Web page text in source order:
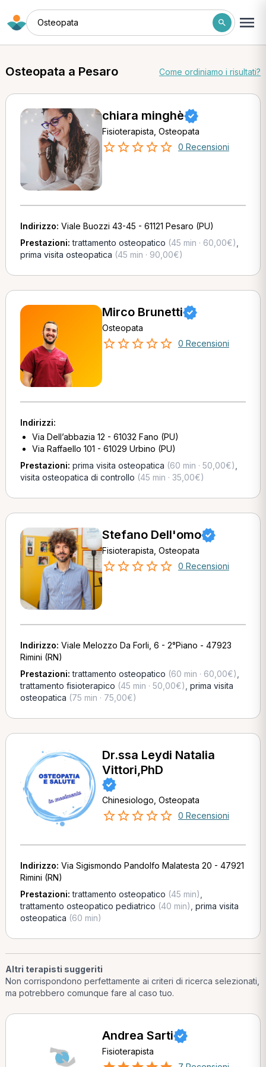
Osteopata
Osteopata a Pesaro Come ordiniamo i risultati?
chiara minghè
Fisioterapista, Osteopata
0 Recensioni
Indirizzo: Viale Buozzi 43-45 - 61121 Pesaro (PU)
Prestazioni:trattamento osteopatico (45 min · 60,00€)
prima visita osteopatica (45 min · 90,00€)
Mirco Brunetti
Osteopata
0 Recensioni
Indirizzi:
Via Dell’abbazia 12 - 61032 Fano (PU)
Via Raffaello 101 - 61029 Urbino (PU)
Prestazioni: prima visita osteopatica (60 min · 50,00€)
visita osteopatica di controllo (45 min · 35,00€)
Stefano Dell'omo
Fisioterapista, Osteopata
0 Recensioni
Indirizzo: Viale Melozzo Da Forli, 6 - 2°Piano - 47923
Rimini (RN)
Prestazioni:trattamento osteopatico (60 min · 60,00€)
trattamento fisioterapico (45 min · 50,00€) prima visita
osteopatica (75 min · 75,00€)
Dr.ssa Leydi Natalia
Vittori,PhD
Chinesiologo, Osteopata
0 Recensioni
Indirizzo: Via Sigismondo Pandolfo Malatesta 20 - 47921
Rimini (RN)
Prestazioni:trattamento osteopatico (45 min)
trattamento osteopatico pediatrico (40 min) prima visita
osteopatica (60 min)
Altri terapisti suggeriti
Non corrispondono perfettamente ai criteri di ricerca selezionati,
ma potrebbero comunque fare al caso tuo.
Andrea Sarti
Fisioterapista